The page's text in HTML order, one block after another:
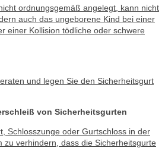
ordnungsgemäß angelegt, kann nicht
auch das ungeborene Kind bei einer
einer Kollision tödliche oder schwere
und legen Sie den Sicherheitsgurt
von Sicherheitsgurten
Schlosszunge oder Gurtschloss in der
zu verhindern, dass die Sicherheitsgurte